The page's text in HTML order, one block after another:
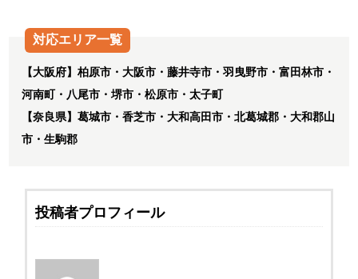
対応エリア一覧
【大阪府】柏原市・大阪市・藤井寺市・羽曳野市・富田林市・
河南町・八尾市・堺市・松原市・太子町
【奈良県】葛城市・香芝市・大和高田市・北葛城郡・大和郡山
市・生駒郡
投稿者プロフィール